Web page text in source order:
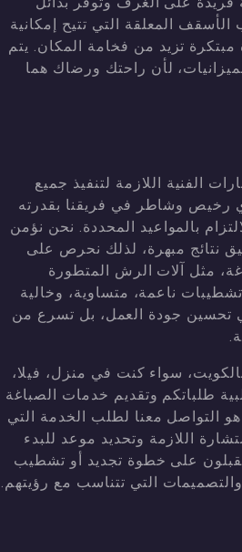
المعلقة التي تتيح إمكانية
مبتكرة تزيد من فخامة المكان. يتم
لأن راحتك ورضاك هما
الفنية اللازمة لتنفيذ جميع
رخيص وشاطر في فريقنا بقدرته
بالمواعيد المحددة. نحن نؤمن
نتائج مبهرة، لذلك نحرص على
مثل آلات الرش المتطورة
ناعمة، متساوية، وخالية
تحسين جودة العمل، بل تسرع من
سواء كنت في منزل، فيلا،
طلباتكم وتقديم خدمات الصباغة
التواصل معنا لطلب الخدمة التي
اللازمة وتحديد موعد للبدء
يقبلون على خطوة تجديد أو تشطيب
التي تتناسب مع رؤيتهم.